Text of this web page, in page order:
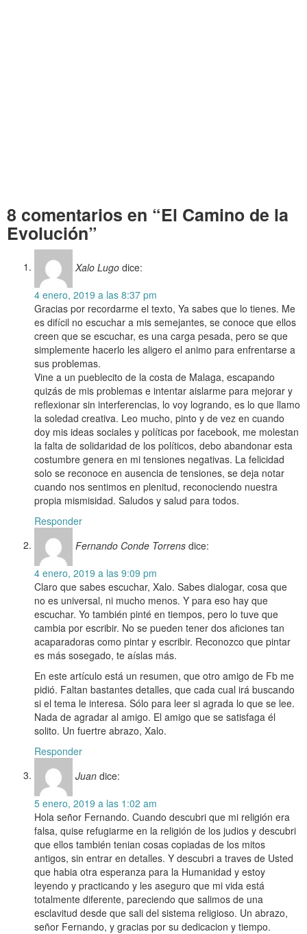
8 comentarios en “El Camino de la
Evolución”
Xalo Lugo dice:
4 enero, 2019 a las 8:37 pm
Gracias por recordarme el texto, Ya sabes que lo tienes. Me
es difícil no escuchar a mis semejantes, se conoce que ellos
creen que se escuchar, es una carga pesada, pero se que
simplemente hacerlo les aligero el animo para enfrentarse a
sus problemas.
Vine a un pueblecito de la costa de Malaga, escapando
quizás de mis problemas e intentar aislarme para mejorar y
reflexionar sin interferencias, lo voy logrando, es lo que llamo
la soledad creativa. Leo mucho, pinto y de vez en cuando
doy mis ideas sociales y políticas por facebook, me molestan
la falta de solidaridad de los políticos, debo abandonar esta
costumbre genera en mi tensiones negativas. La felicidad
solo se reconoce en ausencia de tensiones, se deja notar
cuando nos sentimos en plenitud, reconociendo nuestra
propia mismisidad. Saludos y salud para todos.
Responder
Fernando Conde Torrens dice:
4 enero, 2019 a las 9:09 pm
Claro que sabes escuchar, Xalo. Sabes dialogar, cosa que
no es universal, ni mucho menos. Y para eso hay que
escuchar. Yo también pinté en tiempos, pero lo tuve que
cambia por escribir. No se pueden tener dos aficiones tan
acaparadoras como pintar y escribir. Reconozco que pintar
es más sosegado, te aíslas más.
En este artículo está un resumen, que otro amigo de Fb me
pidió. Faltan bastantes detalles, que cada cual irá buscando
si el tema le interesa. Sólo para leer si agrada lo que se lee.
Nada de agradar al amigo. El amigo que se satisfaga él
solito. Un fuertre abrazo, Xalo.
Responder
Juan dice:
5 enero, 2019 a las 1:02 am
Hola señor Fernando. Cuando descubri que mi religión era
falsa, quise refugiarme en la religión de los judios y descubri
que ellos también tenian cosas copiadas de los mitos
antigos, sin entrar en detalles. Y descubri a traves de Usted
que habia otra esperanza para la Humanidad y estoy
leyendo y practicando y les aseguro que mi vida está
totalmente diferente, pareciendo que salimos de una
esclavitud desde que sali del sistema religioso. Un abrazo,
señor Fernando, y gracias por su dedicacion y tiempo.